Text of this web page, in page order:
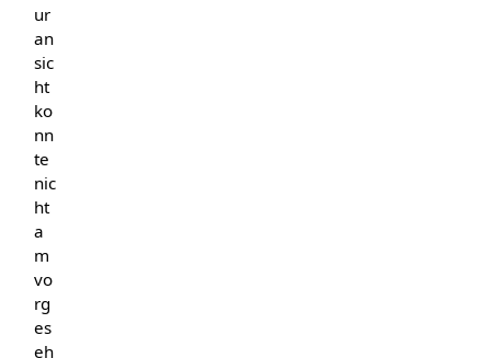
ur
an
sic
ht
ko
nn
te
nic
ht
a
m
vo
rg
es
eh